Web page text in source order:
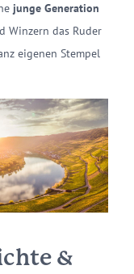
junge Generation
Winzern das Ruder
eigenen Stempel
&